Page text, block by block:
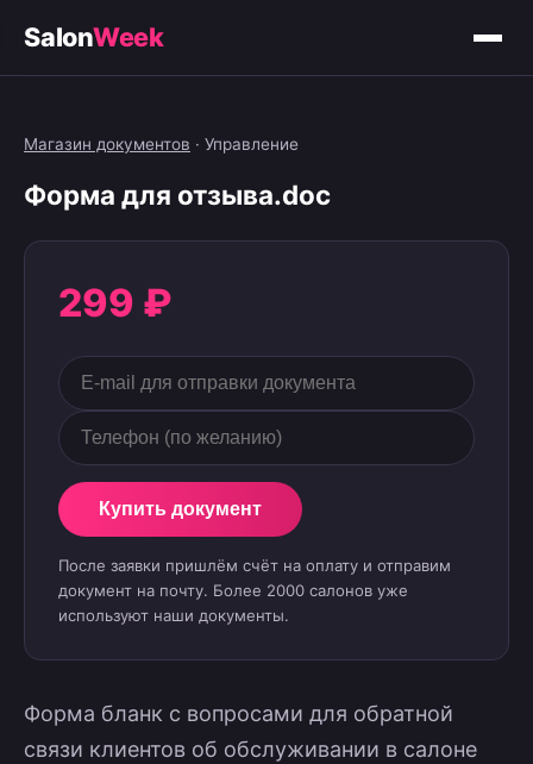
SalonWeek
Магазин документов · Управление
Форма для отзыва.doc
299 ₽
Купить документ
После заявки пришлём счёт на оплату и отправим
документ на почту. Более 2000 салонов уже
используют наши документы.
Форма бланк с вопросами для обратной
связи клиентов об обслуживании в салоне